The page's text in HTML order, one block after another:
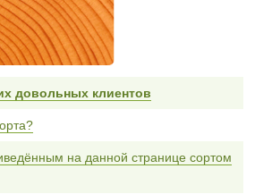
довольных клиентов
на данной странице сортом